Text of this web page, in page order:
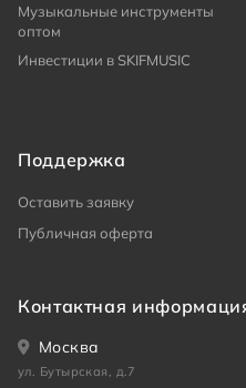
Музыкальные инструменты
оптом
Инвестиции в SKIFMUSIC
Поддержка
Оставить заявку
Публичная оферта
Контактная
Москва
ул. Бутырская, д.7